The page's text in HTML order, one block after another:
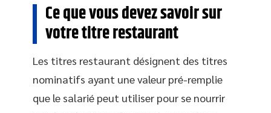
Ce que vous devez savoir sur
votre titre restaurant
Les titres restaurant désignent des titres
nominatifs ayant une valeur pré-remplie
que le salarié peut utiliser pour se nourrir